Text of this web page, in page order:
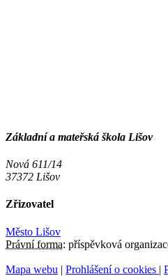
Základní a mateřská škola Lišov
Nová 611/14
37372 Lišov
Zřizovatel
Město Lišov
Právní forma: příspěvková
Mapa webu | Prohlášení o cookies |